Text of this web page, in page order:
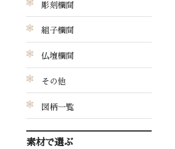
彫刻欄間
組子欄間
仏壇欄間
その他
図柄一覧
素材で選ぶ